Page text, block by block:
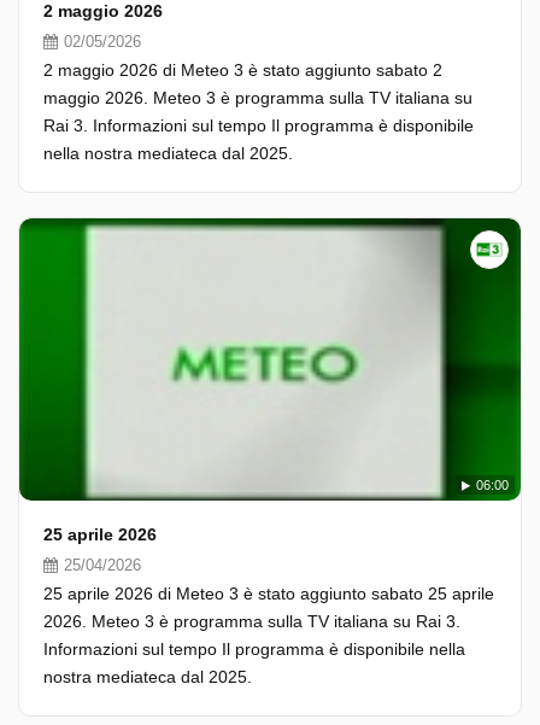
2 maggio 2026
02/05/2026
2 maggio 2026 di Meteo 3 è stato aggiunto sabato 2
maggio 2026. Meteo 3 è programma sulla TV italiana su
Rai 3. Informazioni sul tempo Il programma è disponibile
nella nostra mediateca dal 2025.
06:00
25 aprile 2026
25/04/2026
25 aprile 2026 di Meteo 3 è stato aggiunto sabato 25 aprile
2026. Meteo 3 è programma sulla TV italiana su Rai 3.
Informazioni sul tempo Il programma è disponibile nella
nostra mediateca dal 2025.